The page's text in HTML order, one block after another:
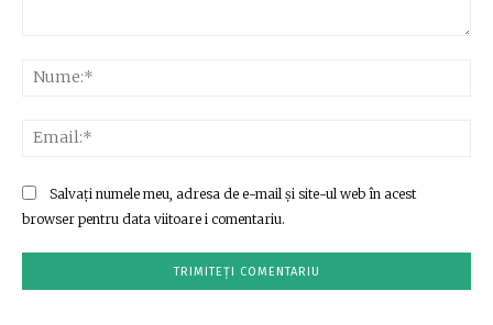
Salvați numele meu, adresa de e-mail și site-ul web în acest
browser pentru data viitoare i comentariu.